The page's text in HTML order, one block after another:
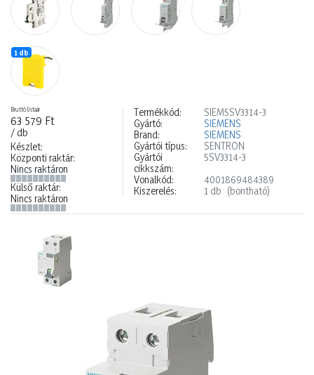
1 db
Bruttó listaár
63 579 Ft
/ db
Készlet:
Központi raktár:
Nincs raktáron
Külső raktár:
Nincs raktáron
Termékkód:
SIEM5SV3314-3
Gyártó:
SIEMENS
Brand:
SIEMENS
Gyártói típus:
SENTRON
Gyártói
cikkszám:
5SV3314-3
Vonalkód:
4001869484389
Kiszerelés:
1 db (bontható)